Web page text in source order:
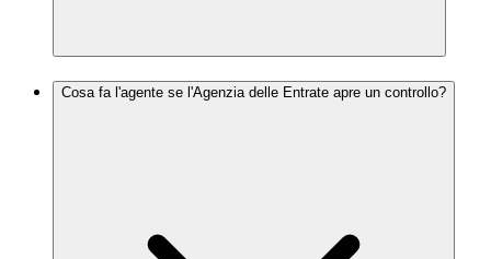
Cosa fa l'agente se l'Agenzia delle Entrate apre un controllo?